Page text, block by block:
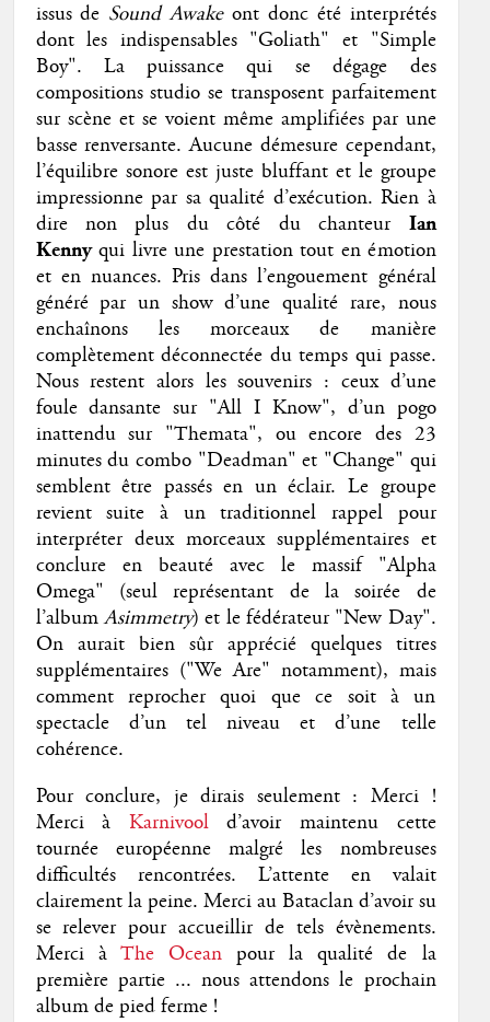
issus de Sound Awakeont donc été interprétés
dont les indispensables "Goliath" et "Simple
Boy". La puissance qui se dégage des
compositions studio se transposent parfaitement
sur scène et se voient même amplifiées par une
basse renversante. Aucune démesure cependant,
l’équilibre sonore est juste bluffant et le groupe
impressionne par sa qualité d’exécution. Rien à
dire non plus du côté du chanteur Ian
Kennyqui livre une prestation tout en émotion
et en nuances. Pris dans l’engouement général
généré par un show d’une qualité rare, nous
enchaînons les morceaux de manière
complètement déconnectée du temps qui passe.
Nous restent alors les souvenirs : ceux d’une
foule dansante sur "All I Know", d’un pogo
inattendu sur "Themata", ou encore des 23
minutes du combo "Deadman" et "Change" qui
semblent être passés en un éclair. Le groupe
revient suite à un traditionnel rappel pour
interpréter deux morceaux supplémentaires et
conclure en beauté avec le massif "Alpha
Omega" (seul représentant de la soirée de
l’albumAsimmetry) et le fédérateur "New Day".
On aurait bien sûr apprécié quelques titres
supplémentaires ("We Are" notamment), mais
comment reprocher quoi que ce soit à un
spectacle d’un tel niveau et d’une telle
cohérence.
Pour conclure, je dirais seulement : Merci !
Merci à Karnivoold’avoir maintenu cette
tournée européenne malgré les nombreuses
difficultés rencontrées. L’attente en valait
clairement la peine. Merci au Bataclan d’avoir su
se relever pour accueillir de tels évènements.
Merci à The Oceanpour la qualité de la
première partie ... nous attendons le prochain
album de pied ferme !